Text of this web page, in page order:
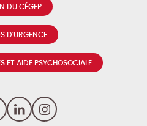
DU CÉGEP
D'URGENCE
ET AIDE PSYCHOSOCIALE